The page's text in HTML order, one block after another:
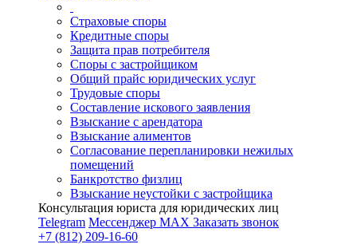
Страховые споры
Кредитные споры
Защита прав потребителя
Споры с застройщиком
Общий прайс юридических услуг
Трудовые споры
Составление искового заявления
Взыскание с арендатора
Взыскание алиментов
Cогласование перепланировки нежилых
помещений
Банкротство физлиц
Взыскание неустойки с застройщика
Консультация юриста для юридических лиц
Telegram Мессенджер MAX Заказать звонок
+7 (812) 209-16-60